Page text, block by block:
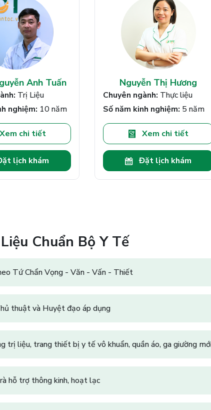
Anh Tuấn
Trị Liệu
nghiệm: 10 năm
Xem chi tiết
lịch khám
Nguyễn Thị Hương
Chuyên ngành: Thực liệu
Số năm kinh nghiệm: 5 năm
Xem chi tiết
Đặt lịch khám
Chuẩn Bộ Y Tế
Tứ Chẩn Vọng - Văn - Vấn - Thiết
thuật và Huyệt đạo áp dụng
trị liệu, trang thiết bị y tế vô khuẩn, quần áo, ga giường
hỗ trợ thông kinh, hoạt lạc